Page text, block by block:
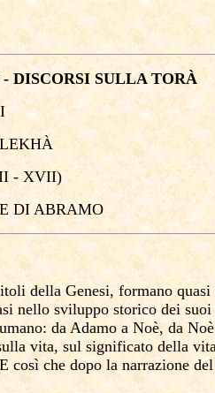
DISCORSI SULLA TORÀ
- XVII)
DI ABRAMO
della Genesi, formano
sviluppo storico dei
da Adamo a Noè, da
vita, sul significato della
così che dopo la narrazione